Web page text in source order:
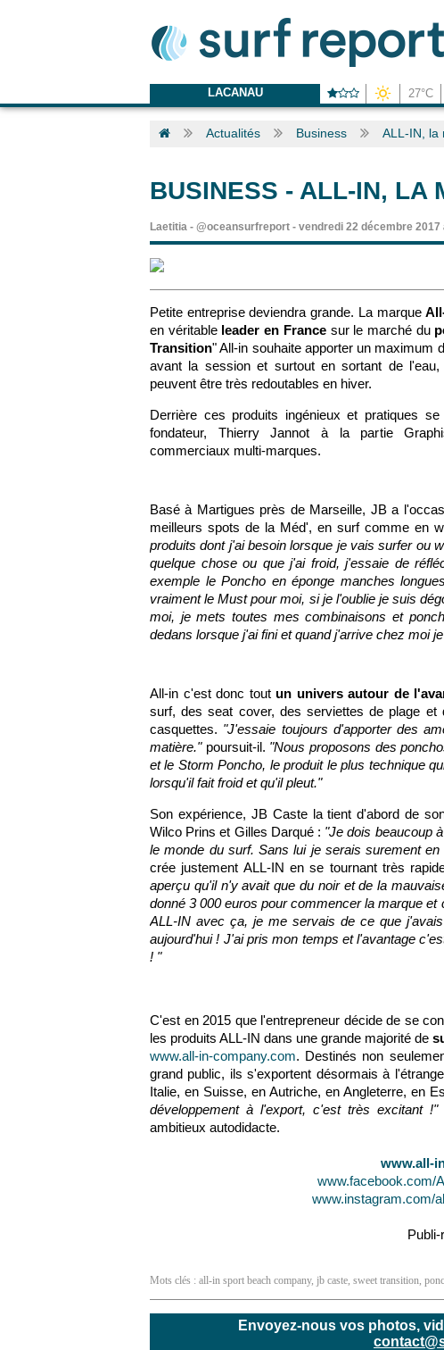
LACANAU 27°C
Actualités Business ALL-IN, la
BUSINESS - ALL-IN, LA
Laetitia - @oceansurfreport - vendredi 22 décembre 2017
Petite entreprise deviendra grande. La marque
en véritable leader en Francesur le marché du
Transition" All-in souhaite apporter un maximum
avant la session et surtout en sortant de
peuvent être très redoutables en hiver.
Derrière ces produits ingénieux et pratiques
fondateur, Thierry Jannot à la partie
commerciaux multi-marques.
Basé à Martigues près de Marseille, JB a
meilleurs spots de la Méd', en surf comme en
produits dont j'ai besoin lorsque je vais surfer ou
quelque chose ou que j'ai froid, j'essaie de
exemple le Poncho en éponge manches
vraiment le Must pour moi, si je l'oublie je suis
moi, je mets toutes mes combinaisons et
dedans lorsque j'ai fini et quand j'arrive chez moi
All-in c'est donc tout un univers autour de
surf, des seat cover, des serviettes de plage
casquettes. "J'essaie toujours d'apporter des
matière."poursuit-il. "Nous proposons des
et le Storm Poncho, le produit le plus technique
lorsqu'il fait froid et qu'il pleut."
Son expérience, JB Caste la tient d'abord de
Wilco Prins et Gilles Darqué : "Je dois beaucoup
le monde du surf. Sans lui je serais surement
crée justement ALL-IN en se tournant très
aperçu qu'il n'y avait que du noir et de la
donné 3 000 euros pour commencer la marque
ALL-IN avec ça, je me servais de ce que
aujourd'hui ! J'ai pris mon temps et l'avantage
! "
C'est en 2015 que l'entrepreneur décide de se
les produits ALL-IN dans une grande majorité de
www.all-in-company.com. Destinés non
grand public, ils s'exportent désormais à
Italie, en Suisse, en Autriche, en Angleterre, en
développement à l'export, c'est très excitant !"
ambitieux autodidacte.
www.all-
www.facebook.com/
www.instagram.com/
Publi-
Mots clés : all-in sport beach company, jb caste, sweet transition,
Envoyez-nous vos photos,